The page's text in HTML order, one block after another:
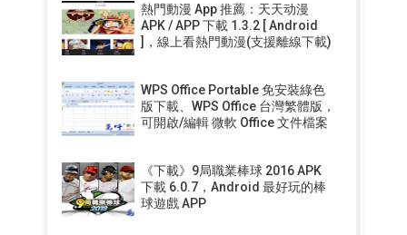
熱門動漫 App 推薦：天天动漫
APK / APP 下載 1.3.2 [ Android
]，線上看熱門動漫(支援離線下載)
WPS Office Portable 免安裝綠色
版下載、WPS Office 台灣繁體版，
可開啟/編輯 微軟 Office 文件檔案
《下載》9局職業棒球 2016 APK
下載 6.0.7，Android 最好玩的棒
球遊戲 APP